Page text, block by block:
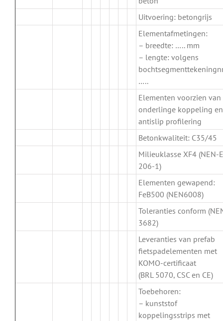
Uitvoering: betongrijs
Elementafmetingen:
– breedte: ….. mm
– lengte: volgens
…..
Elementen voorzien van
onderlinge koppeling en
antislip profilering
Betonkwaliteit: C35/45
Milieuklasse XF4 (NEN-
206-1)
Elementen gewapend:
FeB500 (NEN6008)
Toleranties conform
3682)
Leveranties van prefab
fietspadelementen met
KOMO-certificaat
(BRL 5070, CSC en CE)
Toebehoren:
– kunststof
koppelingsstrips met